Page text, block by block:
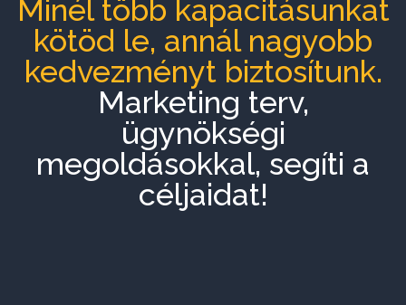
Minél több kapacitásunkat
kötöd le, annál nagyobb
kedvezményt biztosítunk.
Marketing terv,
ügynökségi
megoldásokkal, segíti a
céljaidat!